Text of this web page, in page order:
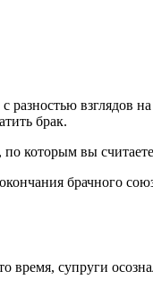
взглядов
брак.
по которым вы
брачного
супруги